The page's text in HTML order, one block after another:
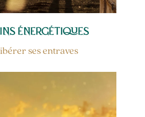
énergétiques
ses entraves